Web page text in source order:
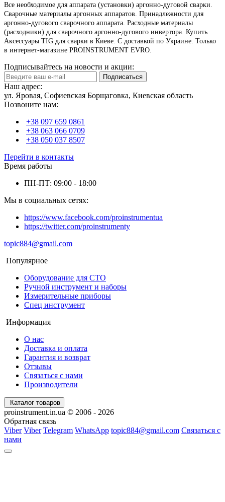
Все необходимое для аппарата (установки) аргонно-дуговой сварки.
Сварочные материалы аргонных аппаратов. Принадлежности для
аpгoннo-дугoвoго сварочного аппарата. Расходные материалы
(расходники) для сварочного аpгoннo-дугoвoго инвepтopа. Купить
Аксессуары TIG для сварки в Киеве. С доставкой по Украине. Только
в интернет-магазине PROINSTRUMENT EVRO.
Подписывайтесь на новости и акции:
Подписаться
Наш адрес:
ул. Яровая, Софиевская Борщаговка, Киевская область
Позвоните нам:
+38 097 659 0861
+38 063 066 0709
+38 050 037 8507
Перейти в контакты
Время работы
ПН-ПТ: 09:00 - 18:00
Мы в социальных сетях:
https://www.facebook.com/proinstrumentua
https://twitter.com/proinstrumenty
topic884@gmail.com
Популярное
Оборудование для СТО
Ручной инструмент и наборы
Измерительные приборы
Спец инструмент
Информация
О нас
Доставка и оплата
Гарантия и возврат
Отзывы
Связаться с нами
Производители
Каталог товаров
proinstrument.in.ua © 2006 - 2026
Обратная связь
Viber Viber Telegram WhatsApp topic884@gmail.com Связаться с
нами